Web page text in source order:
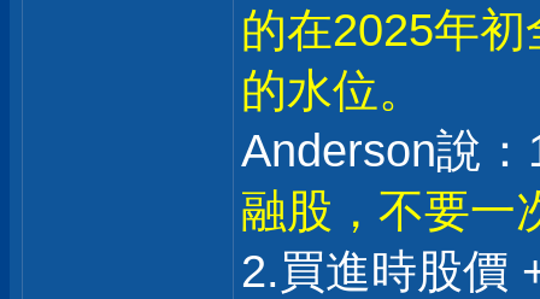
的在2025年
的水位。
Anderson說：
融股，不要一
2.買進時股價